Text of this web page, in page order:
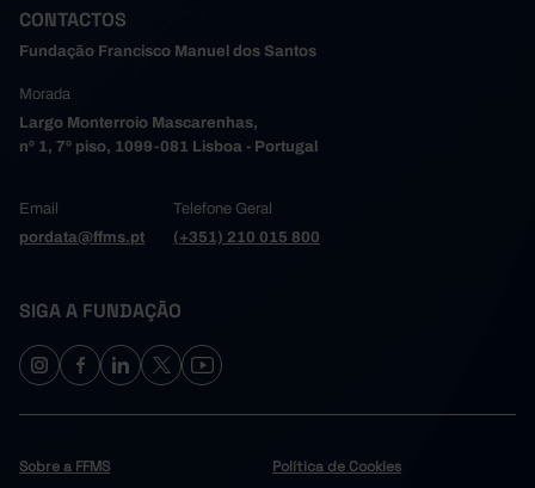
CONTACTOS
Fundação Francisco Manuel dos Santos
Morada
Largo Monterroio Mascarenhas,
nº 1, 7º piso, 1099-081 Lisboa - Portugal
Email
pordata@ffms.pt
Telefone Geral
(+351) 210 015 800
SIGA A FUNDAÇÃO
Sobre a FFMS Política de Cookies